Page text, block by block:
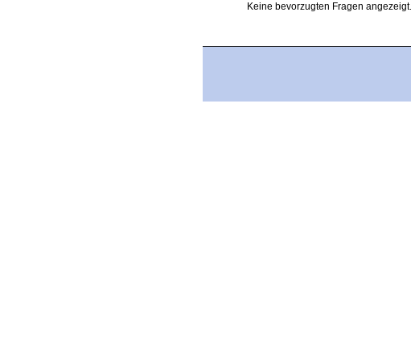
Keine bevorzugten Fragen angezeigt.